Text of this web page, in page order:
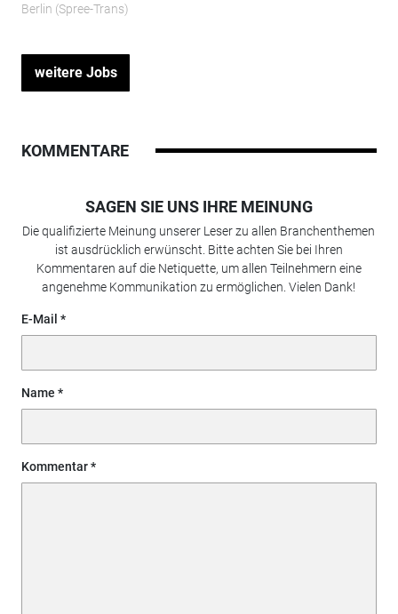
Berlin (Spree-Trans)
weitere Jobs
KOMMENTARE
SAGEN SIE UNS IHRE MEINUNG
Die qualifizierte Meinung unserer Leser zu allen Branchenthemen
ist ausdrücklich erwünscht. Bitte achten Sie bei Ihren
Kommentaren auf die Netiquette, um allen Teilnehmern eine
angenehme Kommunikation zu ermöglichen. Vielen Dank!
E-Mail
Name
Kommentar